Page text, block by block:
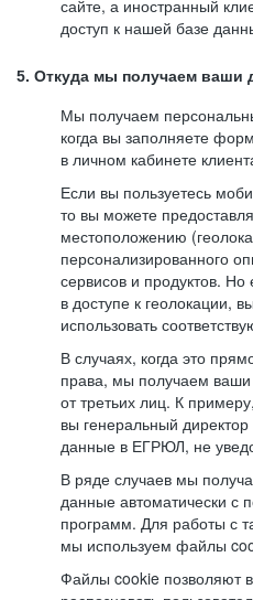
сайте, а иностранный
доступ к нашей базе
5. Откуда мы получаем ваши
Мы получаем
когда вы заполняете
в личном кабинете
Если вы пользуетесь
то вы можете
местоположению
персонализированного
сервисов и продуктов.
в доступе к геолокации,
использовать
В случаях, когда это
права, мы получаем
от третьих лиц. К
вы генеральный
данные в ЕГРЮЛ, не
В ряде случаев мы
данные автоматически с
программ. Для работы с
мы используем файлы
Файлы cookie позволяют